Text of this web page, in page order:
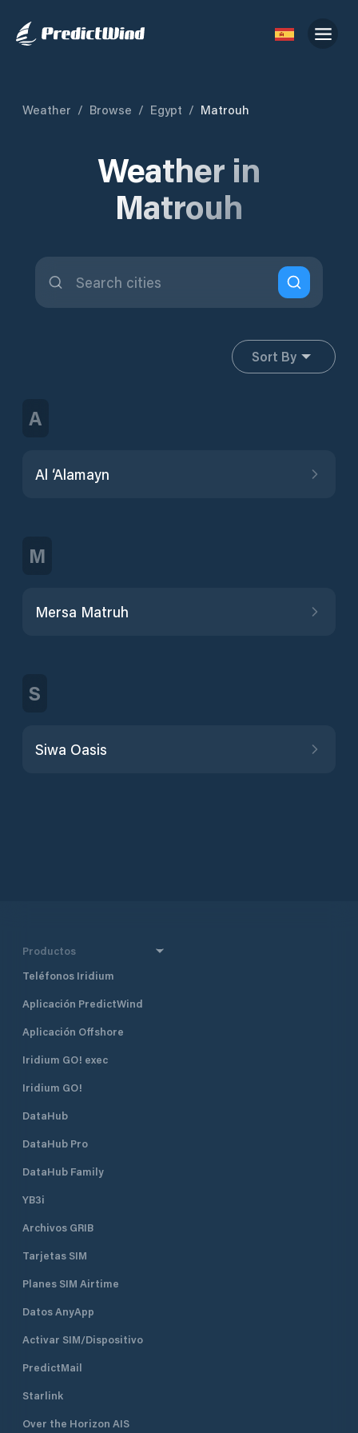
Weather / Browse / Egypt / Matrouh
Weather in
Matrouh
Sort By
A
Al ‘Alamayn
M
Mersa Matruh
S
Siwa Oasis
Productos
Teléfonos Iridium
Aplicación PredictWind
Aplicación Offshore
Iridium GO! exec
Iridium GO!
DataHub
DataHub Pro
DataHub Family
YB3i
Archivos GRIB
Tarjetas SIM
Planes SIM Airtime
Datos AnyApp
Activar SIM/Dispositivo
PredictMail
Starlink
Over the Horizon AIS